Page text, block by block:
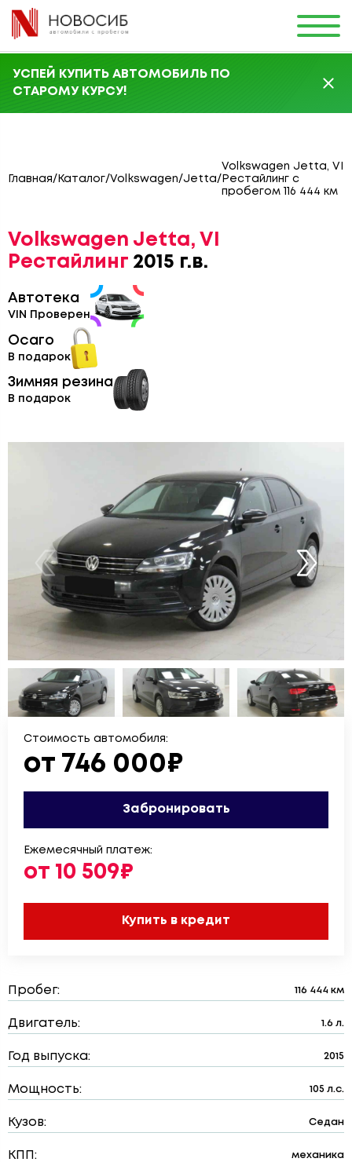
УСПЕЙ КУПИТЬ АВТОМОБИЛЬ ПО
СТАРОМУ КУРСУ!
Главная/ Каталог/Volkswagen/Jetta/
Volkswagen Jetta, VI
Рестайлинг с
пробегом 116 444 км
Volkswagen Jetta, VI
Рестайлинг 2015 г.в.
Автотека
VIN Проверен
Осаго
В подарок
Зимняя резина
В подарок
Стоимость автомобиля:
от 746 000₽
Забронировать
Ежемесячный платеж:
от 10 509₽
Купить в кредит
Пробег: 116 444 км
Двигатель: 1.6 л.
Год выпуска: 2015
Мощность: 105 л.с.
Кузов: Седан
КПП: механика